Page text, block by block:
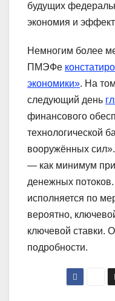
будущих
экономия и
Немногим более
ПМЭФе
экономики». На
следующий день
финансового
технологической
вооружённых
— как минимум
денежных
исполняется по
вероятно,
ключевой ставки.
подробности.